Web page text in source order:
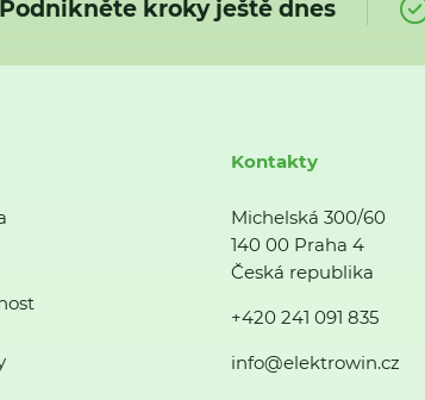
kroky ještě dnes
Kontakty
Michelská 300/60
140 00 Praha 4
Česká republika
+420 241 091 835
info@elektrowin.cz